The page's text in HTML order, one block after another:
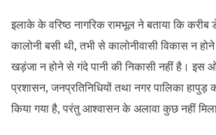
इलाके के वरिष्ठ नागरिक रामभूल ने बताया कि
कालोनी बसी थी, तभी से कालोनीवासी विकास न
खड़ंजा न होने से गंदे पानी की निकासी नहीं है। इस
प्रशासन, जनप्रतिनिधियों तथा नगर पालिका हापुड़
किया गया है, परंतु आश्वासन के अलावा कुछ नहीं